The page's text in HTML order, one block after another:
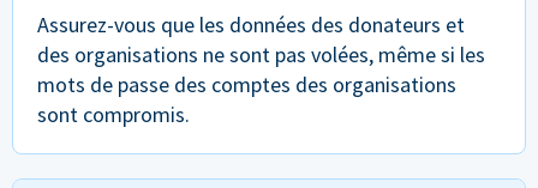
Assurez-vous que les données des donateurs et
des organisations ne sont pas volées, même si les
mots de passe des comptes des organisations
sont compromis.